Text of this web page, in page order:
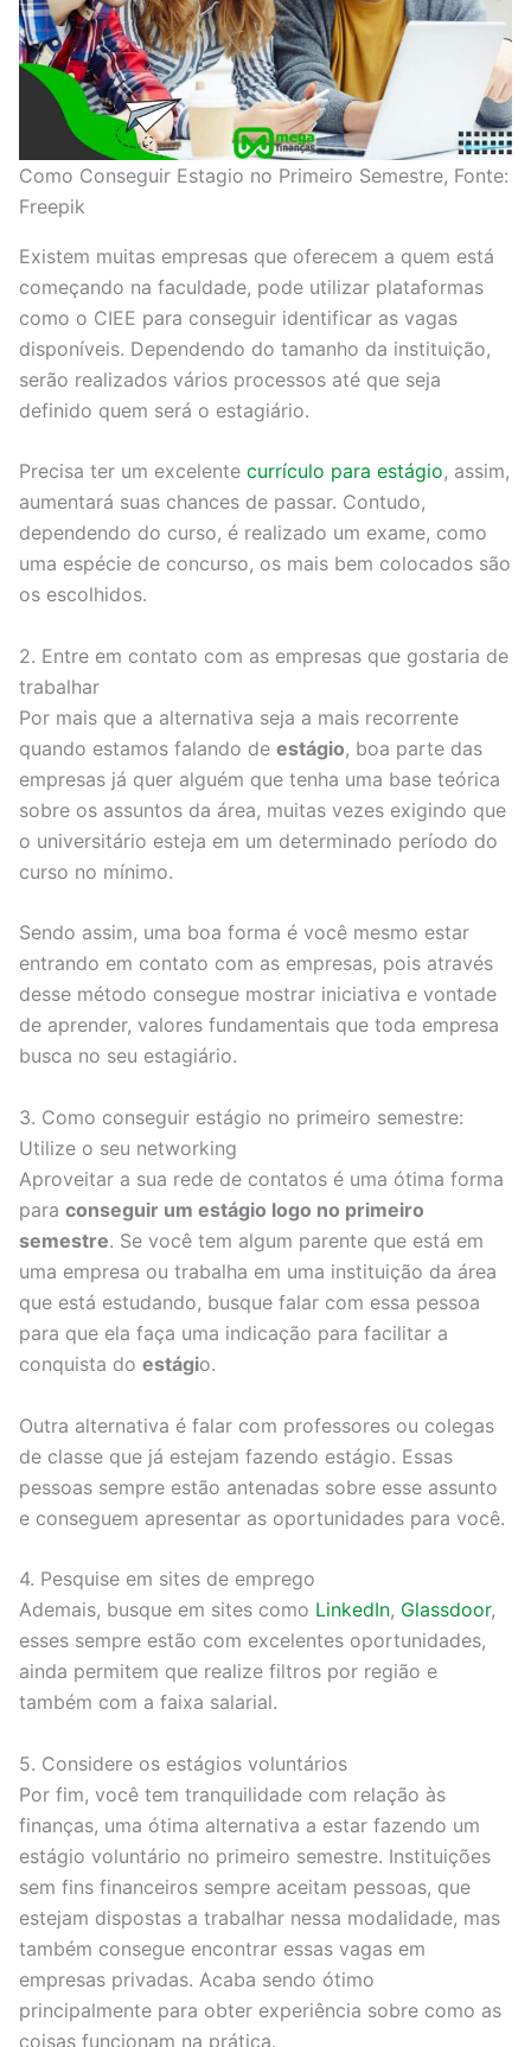
Como Conseguir Estagio no Primeiro Semestre, Fonte:
Freepik
Existem muitas empresas que oferecem a quem está
começando na faculdade, pode utilizar plataformas
como o CIEE para conseguir identificar as vagas
disponíveis. Dependendo do tamanho da instituição,
serão realizados vários processos até que seja
definido quem será o estagiário.
Precisa ter um excelente currículo para estágio, assim,
aumentará suas chances de passar. Contudo,
dependendo do curso, é realizado um exame, como
uma espécie de concurso, os mais bem colocados são
os escolhidos.
2. Entre em contato com as empresas que gostaria de
trabalhar
Por mais que a alternativa seja a mais recorrente
quando estamos falando de estágio, boa parte das
empresas já quer alguém que tenha uma base teórica
sobre os assuntos da área, muitas vezes exigindo que
o universitário esteja em um determinado período do
curso no mínimo.
Sendo assim, uma boa forma é você mesmo estar
entrando em contato com as empresas, pois através
desse método consegue mostrar iniciativa e vontade
de aprender, valores fundamentais que toda empresa
busca no seu estagiário.
3. Como conseguir estágio no primeiro semestre:
Utilize o seu networking
Aproveitar a sua rede de contatos é uma ótima forma
para conseguir um estágio logo no primeiro
semestre. Se você tem algum parente que está em
uma empresa ou trabalha em uma instituição da área
que está estudando, busque falar com essa pessoa
para que ela faça uma indicação para facilitar a
conquista do estágio.
Outra alternativa é falar com professores ou colegas
de classe que já estejam fazendo estágio. Essas
pessoas sempre estão antenadas sobre esse assunto
e conseguem apresentar as oportunidades para você.
4. Pesquise em sites de emprego
Ademais, busque em sites como LinkedIn, Glassdoor,
esses sempre estão com excelentes oportunidades,
ainda permitem que realize filtros por região e
também com a faixa salarial.
5. Considere os estágios voluntários
Por fim, você tem tranquilidade com relação às
finanças, uma ótima alternativa a estar fazendo um
estágio voluntário no primeiro semestre. Instituições
sem fins financeiros sempre aceitam pessoas, que
estejam dispostas a trabalhar nessa modalidade, mas
também consegue encontrar essas vagas em
empresas privadas. Acaba sendo ótimo
principalmente para obter experiência sobre como as
coisas funcionam na prática.